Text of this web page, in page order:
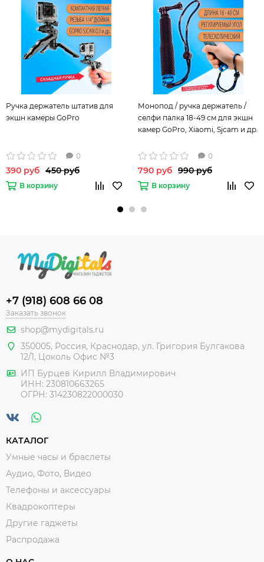
Ручка держатель штатив для
экшн камеры GoPro
0
390 руб 450 руб
В корзину
Монопод / ручка держатель /
селфи палка 18-49 см для экшн
камер GoPro, Xiaomi, Sjcam и др.
0
790 руб 990 руб
В корзину
+7 (918) 608 66 08
Заказать звонок
shop@mydigitals.ru
350005, Россия, Краснодар, ул. Григория Булгакова
12/1, Цоколь Офис №3
ИП Бурцев Кирилл Владимирович
ИНН: 230810663265
ОГРН: 314230822000030
КАТАЛОГ
Умные часы и браслеты
Аудио, Фото, Видео
Телефоны и аксессуары
Квадрокоптеры
Другие гаджеты
Распродажа